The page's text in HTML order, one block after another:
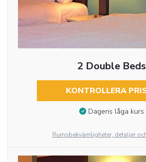
2 Double Beds
KONTROLLERA
Dagens låga kurs
Rumsbekvämligheter, detaljer